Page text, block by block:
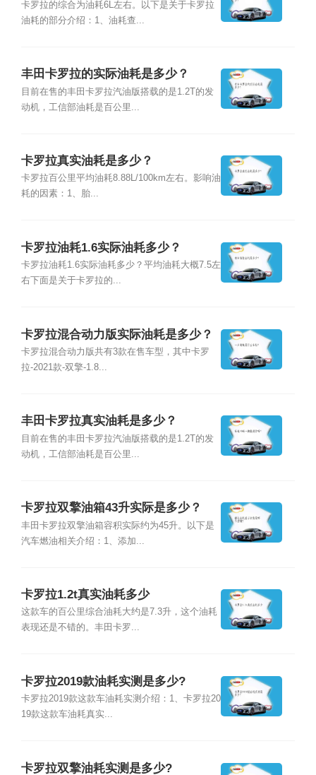
卡罗拉的综合为油耗6L左右。以下是关于卡罗拉
油耗的部分介绍：1、油耗查...
丰田卡罗拉的实际油耗是多少？
目前在售的丰田卡罗拉汽油版搭载的是1.2T的发
动机，工信部油耗是百公里...
卡罗拉真实油耗是多少？
卡罗拉百公里平均油耗8.88L/100km左右。影响油
耗的因素：1、胎...
卡罗拉油耗1.6实际油耗多少？
卡罗拉油耗1.6实际油耗多少？平均油耗大概7.5左
右下面是关于卡罗拉的...
卡罗拉混合动力版实际油耗是多少？
卡罗拉混合动力版共有3款在售车型，其中卡罗
拉-2021款-双擎-1.8...
丰田卡罗拉真实油耗是多少？
目前在售的丰田卡罗拉汽油版搭载的是1.2T的发
动机，工信部油耗是百公里...
卡罗拉双擎油箱43升实际是多少？
丰田卡罗拉双擎油箱容积实际约为45升。以下是
汽车燃油相关介绍：1、添加...
卡罗拉1.2t真实油耗多少
这款车的百公里综合油耗大约是7.3升，这个油耗
表现还是不错的。丰田卡罗...
卡罗拉2019款油耗实测是多少?
卡罗拉2019款这款车油耗实测介绍：1、卡罗拉20
19款这款车油耗真实...
卡罗拉双擎油耗实测是多少?